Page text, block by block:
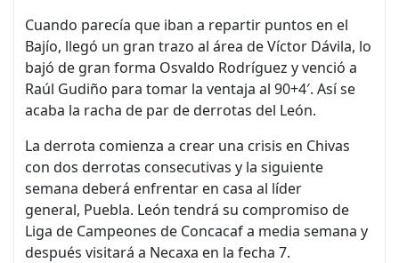
Cuando parecía que iban a repartir puntos en el
Bajío, llegó un gran trazo al área de Víctor Dávila, lo
bajó de gran forma Osvaldo Rodríguez y venció a
Raúl Gudiño para tomar la ventaja al 90+4′. Así se
acaba la racha de par de derrotas del León.
La derrota comienza a crear una crisis en Chivas
con dos derrotas consecutivas y la siguiente
semana deberá enfrentar en casa al líder
general, Puebla. León tendrá su compromiso de
Liga de Campeones de Concacaf a media semana y
después visitará a Necaxa en la fecha 7.